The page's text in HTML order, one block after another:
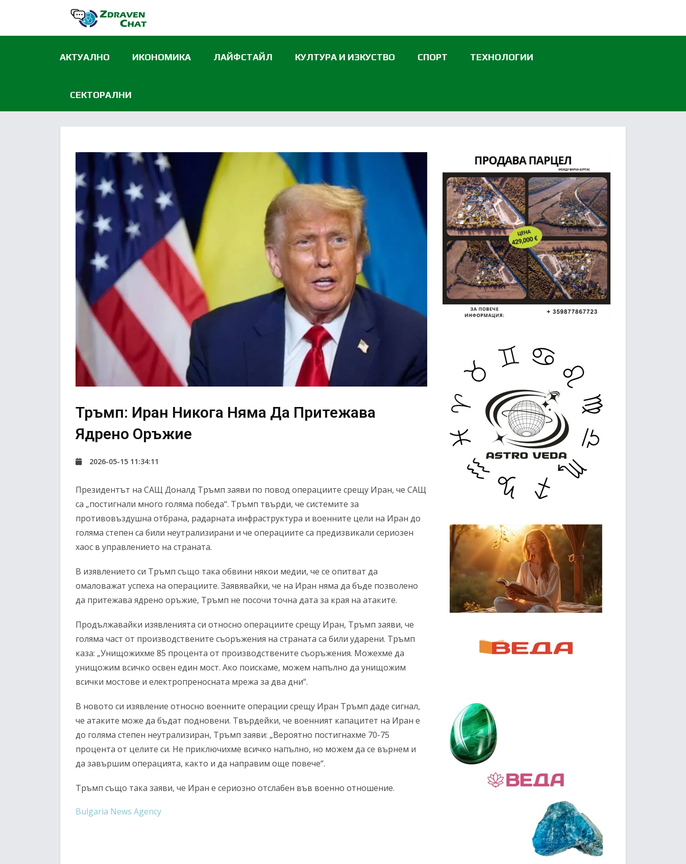
АКТУАЛНО ИКОНОМИКА ЛАЙФСТАЙЛ КУЛТУРА И ИЗКУСТВО СПОРТ ТЕХНОЛОГИИ
СЕКТОРАЛНИ
Тръмп: Иран Никога Няма Да Притежава
Ядрено Оръжие
2026-05-15 11:34:11
Президентът на САЩ Доналд Тръмп заяви по повод операциите срещу Иран, че САЩ
са „постигнали много голяма победа“. Тръмп твърди, че системите за
противовъздушна отбрана, радарната инфраструктура и военните цели на Иран до
голяма степен са били неутрализирани и че операциите са предизвикали сериозен
хаос в управлението на страната.
В изявлението си Тръмп също така обвини някои медии, че се опитват да
омаловажат успеха на операциите. Заявявайки, че на Иран няма да бъде позволено
да притежава ядрено оръжие, Тръмп не посочи точна дата за края на атаките.
Продължавайки изявленията си относно операциите срещу Иран, Тръмп заяви, че
голяма част от производствените съоръжения на страната са били ударени. Тръмп
каза: „Унищожихме 85 процента от производствените съоръжения. Можехме да
унищожим всичко освен един мост. Ако поискаме, можем напълно да унищожим
всички мостове и електропреносната мрежа за два дни“.
В новото си изявление относно военните операции срещу Иран Тръмп даде сигнал,
че атаките може да бъдат подновени. Твърдейки, че военният капацитет на Иран е
до голяма степен неутрализиран, Тръмп заяви: „Вероятно постигнахме 70-75
процента от целите си. Не приключихме всичко напълно, но можем да се върнем и
да завършим операцията, както и да направим още повече“.
Тръмп също така заяви, че Иран е сериозно отслабен във военно отношение.
Bulgaria News Agency